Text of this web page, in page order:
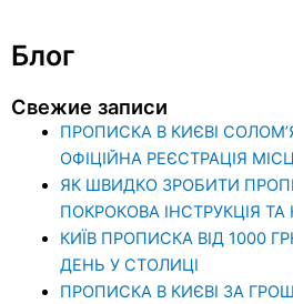
Блог
Свежие записи
ПРОПИСКА В КИЄВІ
ОФІЦІЙНА РЕЄСТРАЦІЯ
ЯК ШВИДКО ЗРОБИТИ
ПОКРОКОВА ІНСТРУКЦІЯ
КИЇВ ПРОПИСКА ВІД 1000
ДЕНЬ У СТОЛИЦІ
ПРОПИСКА В КИЄВІ ЗА